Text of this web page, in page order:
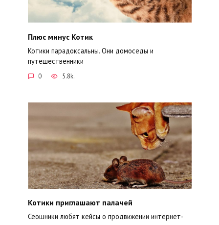
Плюс минус Котик
Котики парадоксальны. Они домоседы и
путешественники
0 5.8k.
Котики приглашают палачей
Сеошники любят кейсы о продвижении интернет-